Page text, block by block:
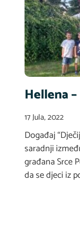
Hellena
17 Jula, 2022
Događaj
saradnji
građana Srce
da se djeci iz